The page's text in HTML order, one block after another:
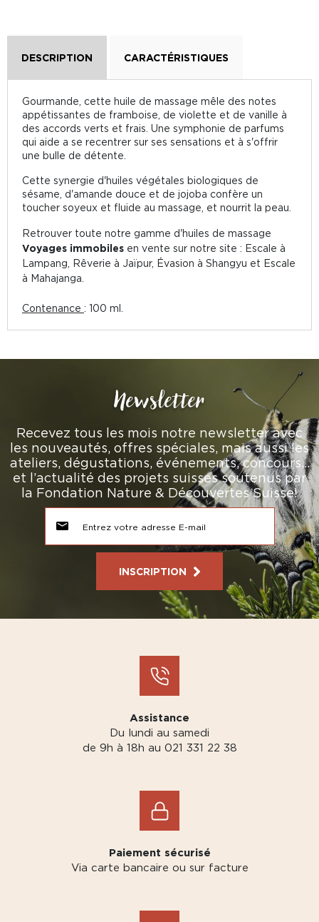
DESCRIPTION CARACTÉRISTIQUES
Gourmande, cette huile de massage mêle des notes
appétissantes de framboise, de violette et de vanille à
des accords verts et frais. Une symphonie de parfums
qui aide a se recentrer sur ses sensations et à s'offrir
une bulle de détente.
Cette synergie d'huiles végétales biologiques de
sésame, d'amande douce et de jojoba confère un
toucher soyeux et fluide au massage, et nourrit la peau.
Retrouver toute notre gamme d'huiles de massage
Voyages immobiles en vente sur notre site : Escale à
Lampang, Rêverie à Jaïpur, Évasion à Shangyu et Escale
à Mahajanga.
Contenance : 100 ml.
Newsletter
Recevez tous les mois notre newsletter avec
les nouveautés, offres spéciales, mais aussi les
ateliers, dégustations, événements, concours…
et l’actualité des projets suisses soutenus par
la Fondation Nature & Découvertes Suisse!
INSCRIPTION
Assistance
Du lundi au samedi
de 9h à 18h au 021 331 22 38
Paiement sécurisé
Via carte bancaire ou sur facture